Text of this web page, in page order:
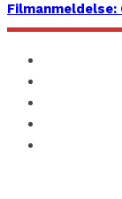
Filmanmeldelse: